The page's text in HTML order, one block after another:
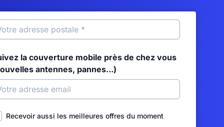
la couverture mobile près de chez vous
antennes, pannes...)
Recevoir aussi les meilleures offres du moment